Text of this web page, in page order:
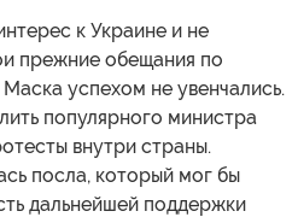
к Украине и не
прежние обещания по
успехом не увенчались.
популярного министра
внутри страны.
посла, который мог бы
дальнейшей поддержки